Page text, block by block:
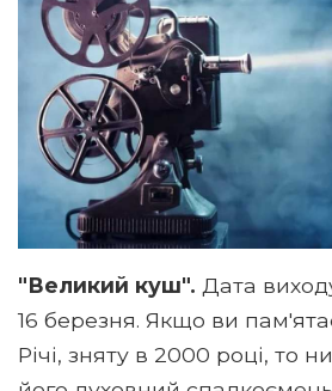
"Великий куш". Дата
16 березня. Якщо ви
Річі, зняту в 2000 році, то